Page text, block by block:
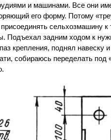
и машинами. Все они
его форму. Потому
сельхозмашину к
Подъехал задним ходом к
паз крепления, поднял
собираюсь переделать под